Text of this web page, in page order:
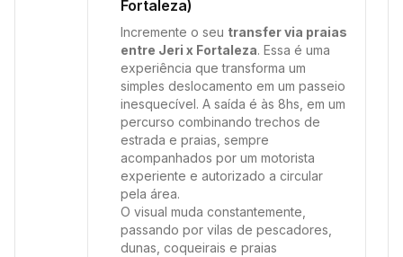
Fortaleza)
Incremente o seu transfer via praias
entre Jeri x Fortaleza. Essa é uma
experiência que transforma um
simples deslocamento em um passeio
inesquecível. A saída é às 8hs, em um
percurso combinando trechos de
estrada e praias, sempre
acompanhados por um motorista
experiente e autorizado a circular
pela área.
O visual muda constantemente,
passando por vilas de pescadores,
dunas, coqueirais e praias